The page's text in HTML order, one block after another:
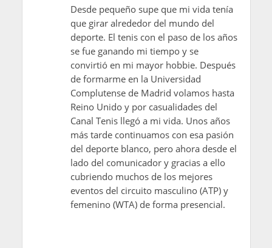
Desde pequeño supe que mi vida tenía
que girar alrededor del mundo del
deporte. El tenis con el paso de los años
se fue ganando mi tiempo y se
convirtió en mi mayor hobbie. Después
de formarme en la Universidad
Complutense de Madrid volamos hasta
Reino Unido y por casualidades del
Canal Tenis llegó a mi vida. Unos años
más tarde continuamos con esa pasión
del deporte blanco, pero ahora desde el
lado del comunicador y gracias a ello
cubriendo muchos de los mejores
eventos del circuito masculino (ATP) y
femenino (WTA) de forma presencial.